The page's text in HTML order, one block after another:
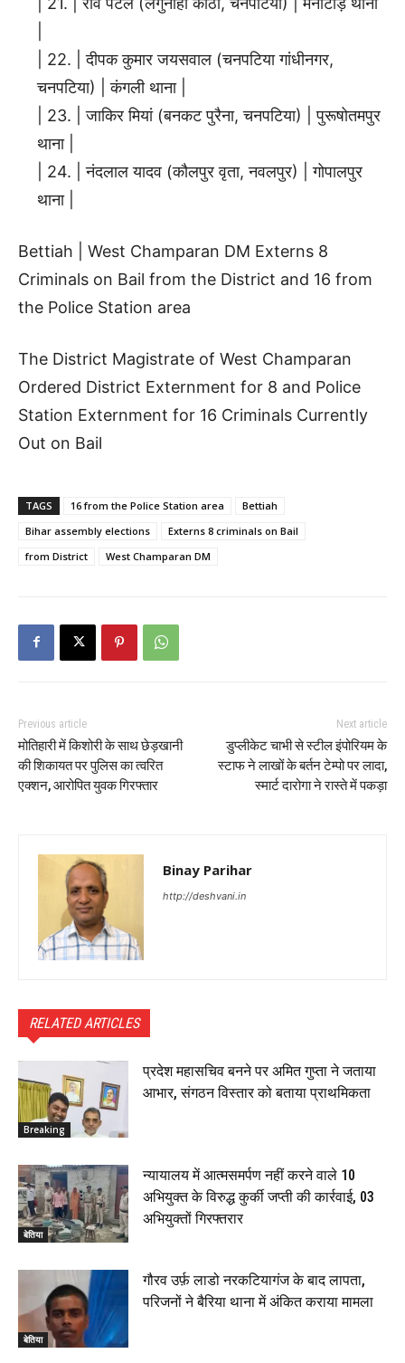
| 22. | दीपक कुमार जयसवाल (चनपटिया गांधीनगर,
चनपटिया) | कंगली थाना |
| 23. | जाकिर मियां (बनकट पुरैना, चनपटिया) | पुरूषोतमपुर
थाना |
| 24. | नंदलाल यादव (कौलपुर वृता, नवलपुर) | गोपालपुर
थाना |
Bettiah | West Champaran DM Externs 8
Criminals on Bail from the District and 16 from
the Police Station area
The District Magistrate of West Champaran
Ordered District Externment for 8 and Police
Station Externment for 16 Criminals Currently
Out on Bail
TAGS 16 from the Police Station area
Bettiah
Bihar assembly elections
Externs 8 criminals on Bail
from District
West Champaran DM
Previous article
मोतिहारी में किशोरी के साथ छेड़खानी
की शिकायत पर पुलिस का त्वरित
एक्शन, आरोपित युवक गिरफ्तार
Next article
डुप्लीकेट चाभी से स्टील इंपोरियम के
स्टाफ ने लाखों के बर्तन टेम्पो पर लादा,
स्मार्ट दारोगा ने रास्ते में पकड़ा
Binay Parihar
http://deshvani.in
RELATED ARTICLES
Breaking
प्रदेश महासचिव बनने पर अमित गुप्ता ने जताया
आभार, संगठन विस्तार को बताया प्राथमिकता
बेतिया
न्यायालय में आत्मसमर्पण नहीं करने वाले 10
अभियुक्त के विरुद्ध कुर्की जप्ती की कार्रवाई, 03
अभियुक्तों गिरफ्तरार
बेतिया
गौरव उर्फ़ लाडो नरकटियागंज के बाद लापता,
परिजनों ने बैरिया थाना में अंकित कराया मामला